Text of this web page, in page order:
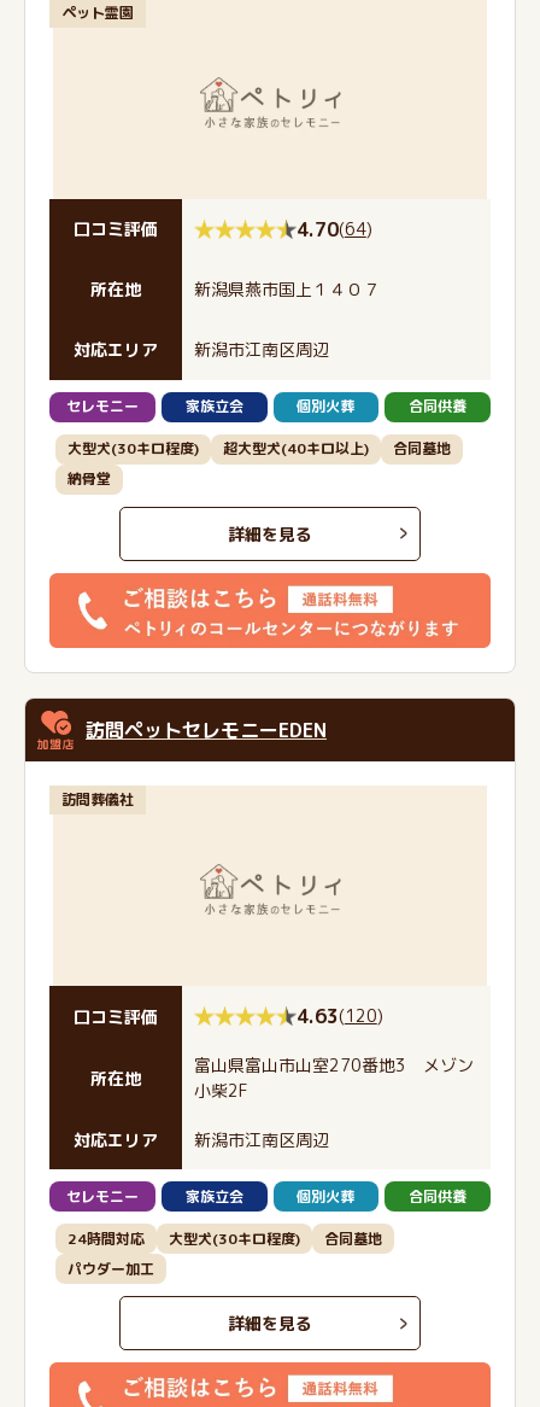
ペット霊園
口コミ評価 4.70(64)
所在地 新潟県燕市国上１４０７
対応エリア 新潟市江南区周辺
セレモニー 家族立会 個別火葬 合同供養
大型犬(30キロ程度) 超大型犬(40キロ以上)
合同墓地
納骨堂
詳細を見る
訪問ペットセレモニーEDEN
訪問葬儀社
口コミ評価 4.63(120)
所在地
富山県富山市山室270番地3 メゾン
小柴2F
対応エリア 新潟市江南区周辺
セレモニー 家族立会 個別火葬 合同供養
24時間対応 大型犬(30キロ程度)
合同墓地
パウダー加工
詳細を見る